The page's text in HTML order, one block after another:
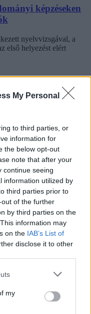
My Personal
to third parties, or
information for
the below opt-out
note that after your
continue seeing
information utilized by
third parties prior to
of the further
by third parties on the
information may
on the IAB’s List of
disclose it to other
my
képzéseken
nyelvvizsgával, a
első helyezést elért
a Műegyetemet -
a harmadik helyen,
Diploma 2025 oktatói
valójában tizenegy.